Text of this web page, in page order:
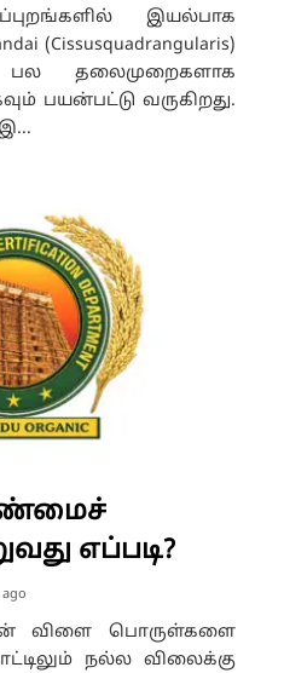
இயல்பாக
(Cissusquadrangularis)
தலைமுறைகளாக
பயன்பட்டு வருகிறது.
எப்படி?
ago
விளை பொருள்களை
நல்ல விலைக்கு